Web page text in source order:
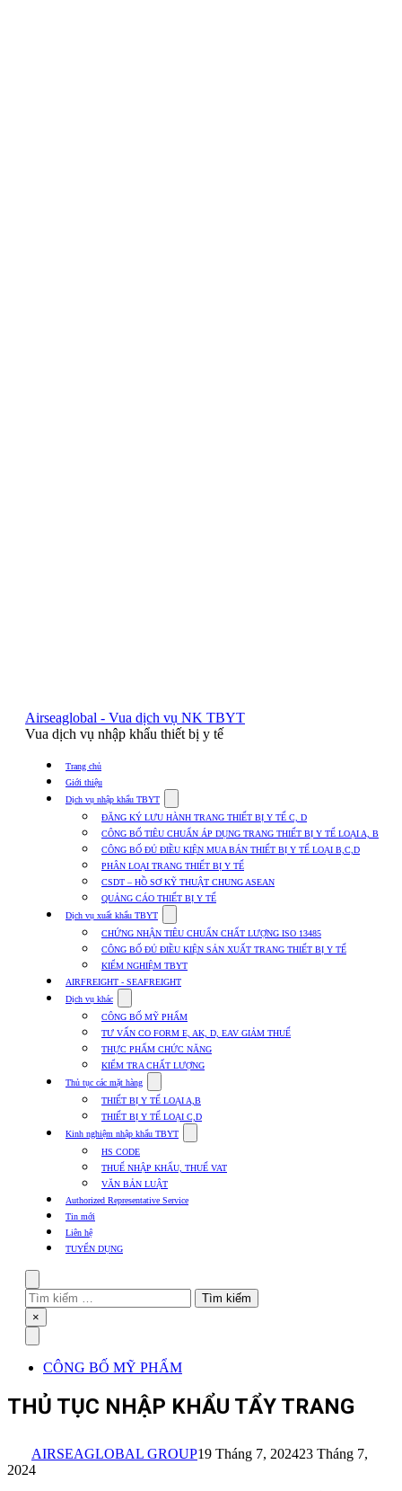
Airseaglobal - Vua dịch vụ NK TBYT
Vua dịch vụ nhập khẩu thiết bị y tế
Trang chủ
Giới thiệu
Dịch vụ nhập khẩu TBYT
submenu
for
Dịch
vụ
nhập
khẩu
TBYT
ĐĂNG KÝ LƯU HÀNH TRANG THIẾT BỊ Y TẾ C, D
CÔNG BỐ TIÊU CHUẨN ÁP DỤNG TRANG THIẾT BỊ Y TẾ LOẠI A, B
CÔNG BỐ ĐỦ ĐIỀU KIỆN MUA BÁN THIẾT BỊ Y TẾ LOẠI B,C,D
PHÂN LOẠI TRANG THIẾT BỊ Y TẾ
CSDT – HỒ SƠ KỸ THUẬT CHUNG ASEAN
QUẢNG CÁO THIẾT BỊ Y TẾ
Dịch vụ xuất khẩu TBYT
submenu
for
Dịch
vụ
xuất
TBYT
CHỨNG NHẬN TIÊU CHUẨN CHẤT LƯỢNG ISO 13485
CÔNG BỐ ĐỦ ĐIỀU KIỆN SẢN XUẤT TRANG THIẾT BỊ Y TẾ
KIỂM NGHIỆM TBYT
AIRFREIGHT - SEAFREIGHT
Dịch vụ khác
submenu
for
Dịch
vụ
khác
CÔNG BỐ MỸ PHẨM
TƯ VẤN CO FORM E, AK, D, EAV GIẢM THUẾ
THỰC PHẨM CHỨC NĂNG
KIỂM TRA CHẤT LƯỢNG
Thủ tục các mặt hàng
submenu
for
Thủ
tục
mặt
hàng
THIẾT BỊ Y TẾ LOẠI A,B
THIẾT BỊ Y TẾ LOẠI C,D
Kinh nghiệm nhập khẩu TBYT
submenu
Kinh
HS CODE
THUẾ NHẬP KHẨU, THUẾ VAT
VĂN BẢN LUẬT
Authorized Representative Service
Tin mới
Liên hệ
TUYỂN DỤNG
Tìm
kiếm
cho:
Close
×
CÔNG BỐ MỸ PHẨM
THỦ TỤC NHẬP KHẨU TẨY TRANG
AIRSEAGLOBAL GROUP19 Tháng 7, 202423 Tháng 7,
2024